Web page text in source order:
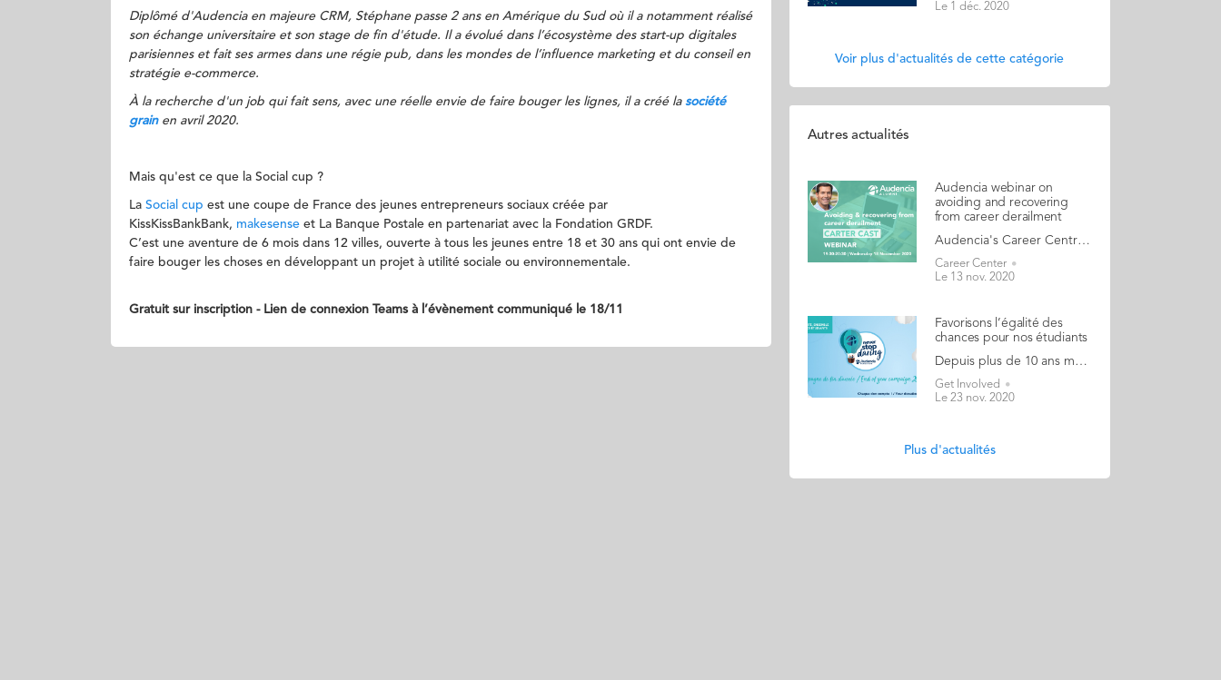
Diplômé d'Audencia en majeure CRM, Stéphane passe 2 ans en Amérique du Sud où il a notamment réalisé
son échange universitaire et son stage de fin d'étude. Il a évolué dans l’écosystème des start-up digitales
parisiennes et fait ses armes dans une régie pub, dans les mondes de l’influence marketing et du conseil en
stratégie e-commerce.
À la recherche d'un job qui fait sens, avec une réelle envie de faire bouger les lignes, il a créé la société
grain en avril 2020.
Mais qu'est ce que la Social cup ?
La Social cup est une coupe de France des jeunes entrepreneurs sociaux créée par
KissKissBankBank, makesense et La Banque Postale en partenariat avec la Fondation GRDF.
C’est une aventure de 6 mois dans 12 villes, ouverte à tous les jeunes entre 18 et 30 ans qui ont envie de
faire bouger les choses en développant un projet à utilité sociale ou environnementale.
Gratuit sur inscription - ​Lien de connexion Teams à l’évènement communiqué le 18/11
Le 1 déc. 2020
Voir plus d'actualités de cette catégorie
Autres actualités
Audencia webinar on
avoiding and recovering
from career derailment
Audencia's Career Centre continues its partnership with Sensible Media in the UK to bring a series of webinars to alumni and students. Starting on 18 November, the first webinar of the season will focus on avoiding and recovering from career derailment. More than 50% of professionals experience career derailment at some point: being fired, demoted, or told we are unpromotable. In this webinar Carter Cast (Professor of Entrepreneurship at Kellogg School of Management) will share his research on why derailment happens, how to avoid it, and how to recover if it does. A standard tenet of career advice is to “know your strengths”. Much less focus is put on helping us diagnose our weaknesses. Very often it is these lingering blind spots and skill gaps that trip us up when we are confronted by a new work environment or a new challenge to surmount. Audencia is delighted to offer free tickets for alumni and students for this live webinar from 19:30 to 20:30 (Paris time) on Wednesday 18 November. REGISTRATION There are 100 free tickets for Audencia's alumni and students (use code "audstudent" if ticket does not show) Carter Cast is the author of The Right (and Wrong) Stuff: How Brilliant Careers are Made - and Unmade. Carter is an award-winning professor at Northwestern University’s Kellogg School of Management where he teaches entrepreneurship, leadership and marketing. Starting his career as a marketing manager at PepsiCo, he moved on to Electronic Arts before becoming founding chief marketing officer of Blue Nile, the leading online diamond seller. Carter later went to Walmart, where he became the CEO of Walmart.com, leading the division to become the third highest volume retailer behind Amazon and eBay. http://cartercast.com All participants receive Access to the webinar and the chance to ask questions live Catch-up recording of the webinar A bonus materials resource pack including slides and support materials.
Career Center
Le 13 nov. 2020
Favorisons l’égalité des
chances pour nos étudiants
Depuis plus de 10 ans maintenant, la Fondation Audencia favorise l’ouverture sociale et culturelle et soutient l’entrepreneuriat étudiant au sein de l’école. Aujourd’hui, encore plus dans ce contexte économique difficile, la Fondation a besoin de vous ! « Les temps sont durs, la solidarité des diplômés est encore plus nécessaire que d'habitude. » Guy Rognant (GE 63), donateur de la Fondation Audencia. >> Je fais un don << Kévin Hamon (GE 19) a créé Ouivalo, une société de l'économie circulaire. Il avait bénéficié d’une bourse de soutien de l’entrepreneuriat étudiant lors de sa dernière année d’étude à Audencia. « La bourse de la Fondation m’a permis de suivre ma vocation d’entrepreneur en testant, dès mon stage de fin d’étude, mon idée de start-up à impact positif. Un an plus tard, ça se développe super bien et je suis très content d’avoir eu cette opportunité. Un très grand merci à tous les donateurs car cette bourse m’a donné confiance et elle m’a permis d’assumer les risques de l’entreprise malgré mon statut étudiant et ma très jeune expérience. J’ai envie d'y contribuer à mon tour le plus vite possible. » Une solution pour composter vos biodéchets, même en ville ! Fini le gaspillage, un tiers de votre poubelle donnera maintenant un terreau fertile pour une agriculture plus durable. Vous souhaitez soutenir des projets entrepreneuriaux étudiants ? Favoriser l’ouverture sociale et culturelle dans votre école ? Faites comme Guy Rognant (GE 63), faites un don ! Pour rappel, votre don vous ouvre droit à une réduction fiscale : votre don en ligne vous permet de bénéficier d’une réduction d’impôt sur le revenu à hauteur de 66 % du don, dans la limite de 20 % du montant de votre impôt. Pour toutes questions, contactez Karyn Mikkelsen-Tillet, Fundraising Manager : kmikkelsen@audencia.com. Et pour les donateurs à l’étranger : cliquez ici pour savoir comment soutenir nos étudiants.
Get Involved
Le 23 nov. 2020
Plus d'actualités